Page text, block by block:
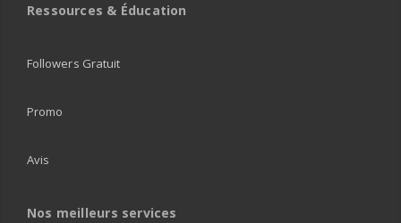
Ressources & Éducation
Followers Gratuit
Promo
Avis
Nos meilleurs services